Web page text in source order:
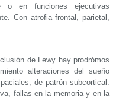
o en funciones ejecutivas
Con atrofia frontal, parietal,
de Lewy hay prodrómos
alteraciones del sueño
de patrón subcortical.
fallas en la memoria y en la